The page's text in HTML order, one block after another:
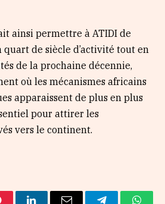
ainsi permettre à ATIDI de
quart de siècle d’activité tout en
de la prochaine décennie,
où les mécanismes africains
apparaissent de plus en plus
pour attirer les
vers le continent.